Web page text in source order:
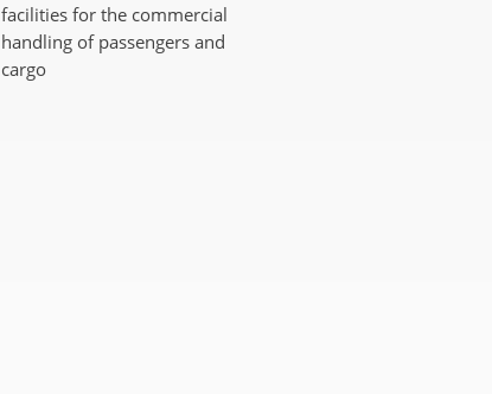
facilities for the commercial
handling of passengers and
cargo